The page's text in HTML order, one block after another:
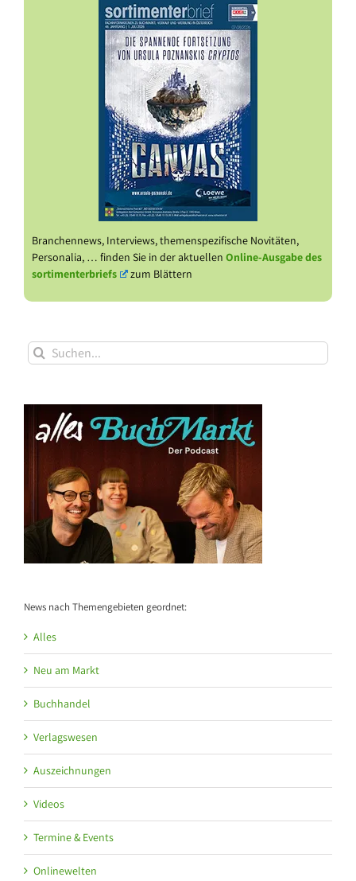
Branchennews, Interviews, themenspezifische Novitäten,
Personalia, … finden Sie in der aktuellen Online-Ausgabe des
sortimenterbriefs
zum Blättern
Suche
nach:
News nach Themengebieten geordnet:
Alles
Neu am Markt
Buchhandel
Verlagswesen
Auszeichnungen
Videos
Termine & Events
Onlinewelten